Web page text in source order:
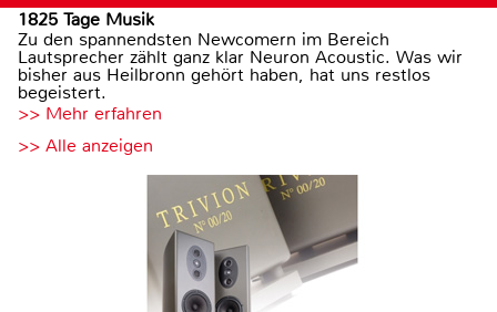
1825 Tage Musik
Zu den spannendsten Newcomern im Bereich
Lautsprecher zählt ganz klar Neuron Acoustic. Was wir
bisher aus Heilbronn gehört haben, hat uns restlos
begeistert.
>> Mehr erfahren
>> Alle anzeigen